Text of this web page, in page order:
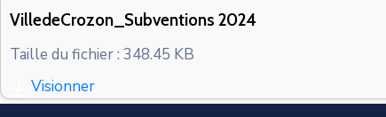
VilledeCrozon_Subventions 2024
Taille du fichier : 348.45 KB
Visionner